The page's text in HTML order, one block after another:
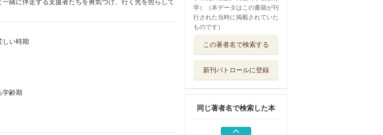
緒に伴走する支援者たちを勇気づけ、行く先を照らして
い時期
齢期
学）（本データはこの書籍が刊
行された当時に掲載されていた
ものです）
この著者名で検索する
新刊パトロールに登録
同じ著者名で検索した本
のサポートブッ...
障がいのある子の
ミネルヴァ書房
こぼれ落ちる子を
つくらない「聴...
岩崎学術出版社